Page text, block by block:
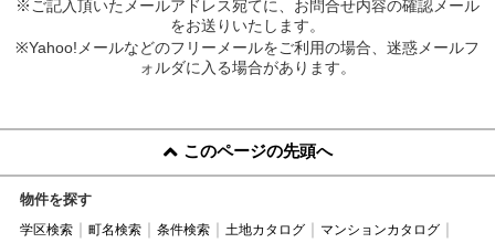
※ご記入頂いたメールアドレス宛てに、お問合せ内容の確認メール
をお送りいたします。
※Yahoo!メールなどのフリーメールをご利用の場合、迷惑メールフ
ォルダに入る場合があります。
このページの先頭へ
物件を探す
学区検索 町名検索 条件検索 土地カタログ
マンションカタログ